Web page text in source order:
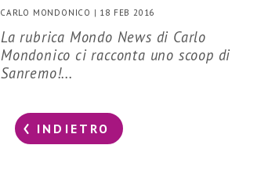
CARLO MONDONICO | 18 FEB 2016
La rubrica Mondo News di Carlo
Mondonico ci racconta uno scoop di
Sanremo!...
INDIETRO